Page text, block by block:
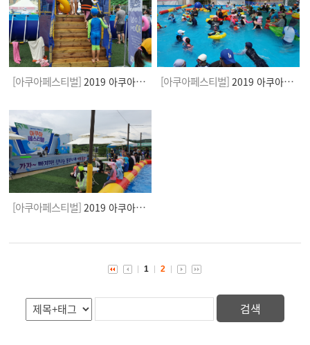
[아쿠아페스티벌] 2019 아쿠아페스티벌 [아쿠아페스티벌] 2019 아쿠아페스티벌
[아쿠아페스티벌] 2019 아쿠아페스티벌
1 2